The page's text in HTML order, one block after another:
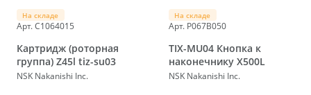
На складе
Арт. C1064015
Картридж (роторная
группа) Z45l tiz-su03
NSK Nakanishi Inc.
На складе
Арт. P067B050
TIX-MU04 Кнопка к
наконечнику X500L
NSK Nakanishi Inc.